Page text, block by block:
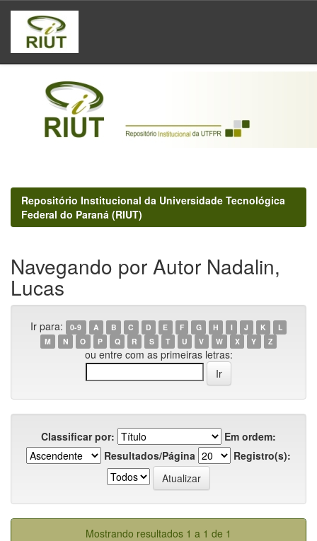
Skip
navigation
Repositório Institucional da Universidade Tecnológica
Federal do Paraná (RIUT)
Navegando por Autor Nadalin,
Lucas
Ir para: 0-9 A B C D E F G H I J K
L
M
N O P Q R S T U V W X Y Z
ou entre com as primeiras letras:
Classificar por:
Em ordem:
Resultados/Página
Registro(s):
Mostrando resultados 1 a 1 de 1